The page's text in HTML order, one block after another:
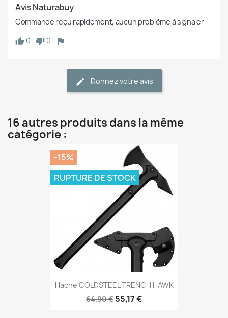
Avis Naturabuy
Commande reçu rapidement, aucun problème à signaler
0
0
Donnez votre avis
16 autres produits dans la même
catégorie :
Hache COLDSTEEL TRENCH HAWK
64,90 € 55,17 €
-15%
RUPTURE DE STOCK